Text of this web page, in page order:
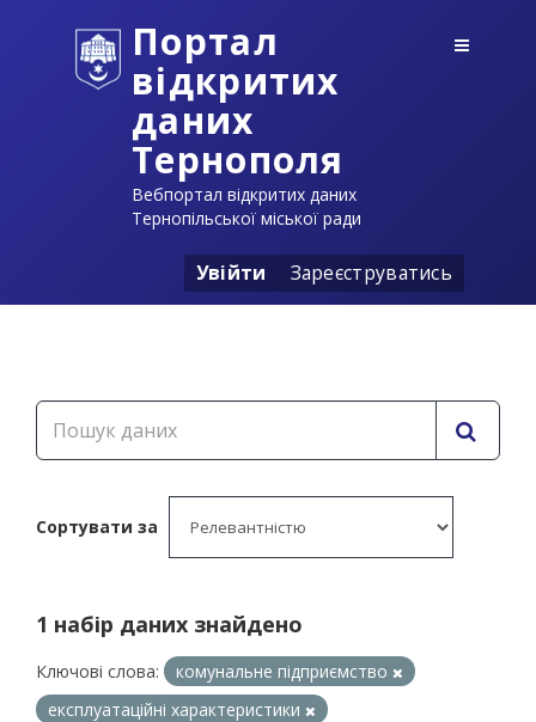
Портал
відкритих
даних
Тернополя
Вебпортал відкритих даних
Тернопільської міської ради
Увійти Зареєструватись
Сортувати за
1 набір даних знайдено
Ключові слова:
комунальне підприємство
експлуатаційні характеристики